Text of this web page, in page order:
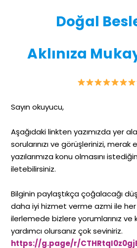
Doğal
Aklınıza
Sayın okuyucu,
Aşağıdaki linkten yazımızda yer
sorularınızı ve görüşlerinizi, merak
yazılarımıza konu olmasını
iletebilirsiniz.
Bilginin paylaştıkça çoğalacağı
daha iyi hizmet verme azmi ile
ilerlemede bizlere yorumlarınız ve
yardımcı olursanız çok seviniriz.
https://g.page/r/